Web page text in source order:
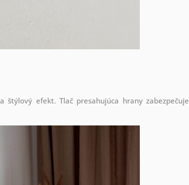
efekt. Tlač presahujúca hrany zabezpečuje